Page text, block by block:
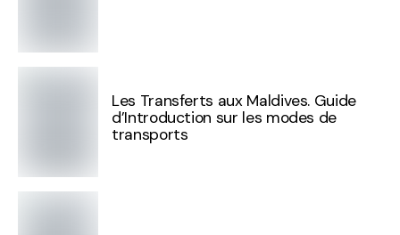
Les Transferts aux Maldives. Guide
d’Introduction sur les modes de
transports